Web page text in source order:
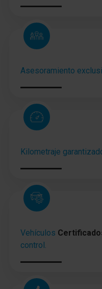
Asesoramiento
Kilometraje
Vehículos
control.